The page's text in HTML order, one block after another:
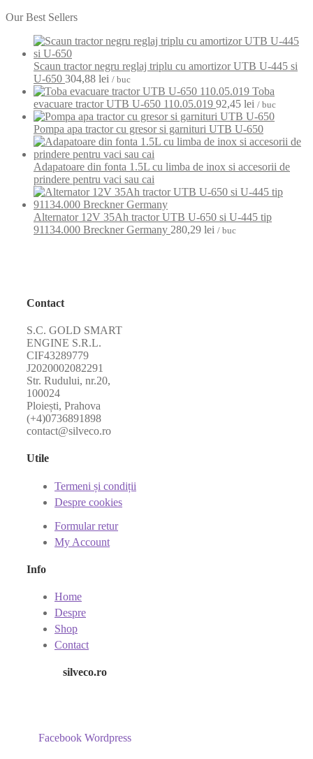
Our Best Sellers
Scaun tractor negru reglaj triplu cu amortizor UTB U-445 si
U-650 304,88 lei / buc
Toba
evacuare tractor UTB U-650 110.05.019 92,45 lei / buc
Pompa apa tractor cu gresor si garnituri UTB U-650
Adapatoare din fonta 1.5L cu limba de inox si accesorii de
prindere pentru vaci sau cai
Alternator 12V 35Ah tractor UTB U-650 si U-445 tip
91134.000 Breckner Germany 280,29 lei / buc
Contact
S.C. GOLD SMART
ENGINE S.R.L.
CIF43289779
J2020002082291
Str. Rudului, nr.20,
100024
Ploiești, Prahova
(+4)0736891898
contact@silveco.ro
Utile
Termeni și condiții
Despre cookies
Formular retur
My Account
Info
Home
Despre
Shop
Contact
silveco.ro
Facebook Wordpress